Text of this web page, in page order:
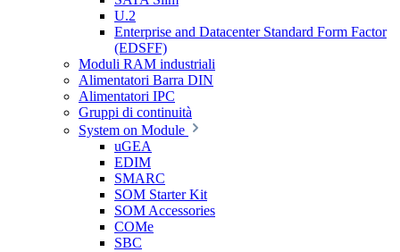
U.2
Enterprise and Datacenter Standard Form Factor
(EDSFF)
Moduli RAM industriali
Alimentatori Barra DIN
Alimentatori IPC
Gruppi di continuità
System on Module
uGEA
EDIM
SMARC
SOM Starter Kit
SOM Accessories
COMe
SBC